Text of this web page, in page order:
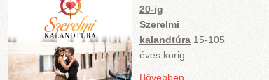
20-ig
Szerelmi
kalandtúra 15-105
éves korig
Bővebben